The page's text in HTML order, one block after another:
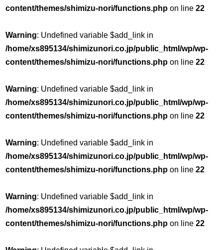
content/themes/shimizu-nori/functions.php on line22
Warning: Undefined variable $add_link in
/home/xs895134/shimizunori.co.jp/public_html/wp/wp-
content/themes/shimizu-nori/functions.php on line22
Warning: Undefined variable $add_link in
/home/xs895134/shimizunori.co.jp/public_html/wp/wp-
content/themes/shimizu-nori/functions.php on line22
Warning: Undefined variable $add_link in
/home/xs895134/shimizunori.co.jp/public_html/wp/wp-
content/themes/shimizu-nori/functions.php on line22
Warning: Undefined variable $add_link in
/home/xs895134/shimizunori.co.jp/public_html/wp/wp-
content/themes/shimizu-nori/functions.php on line22